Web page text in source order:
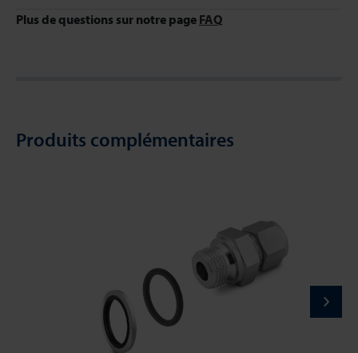
Plus de questions sur notre page FAQ
Produits complémentaires